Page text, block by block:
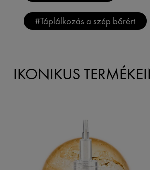
#Táplálkozás a szép bőrért
IKONIKUS